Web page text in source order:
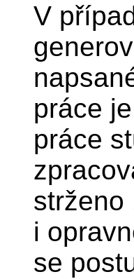
V
práce
práce
strženo
i
se